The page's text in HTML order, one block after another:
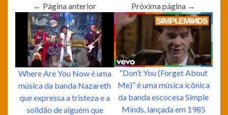
← Página anterior
Where Are You Now é uma
música da banda Nazareth
que expressa a tristeza e a
solidão de alguém que
Próxima página →
“Don’t You (Forget About
Me)” é uma música icônica
da banda escocesa Simple
Minds, lançada em 1985